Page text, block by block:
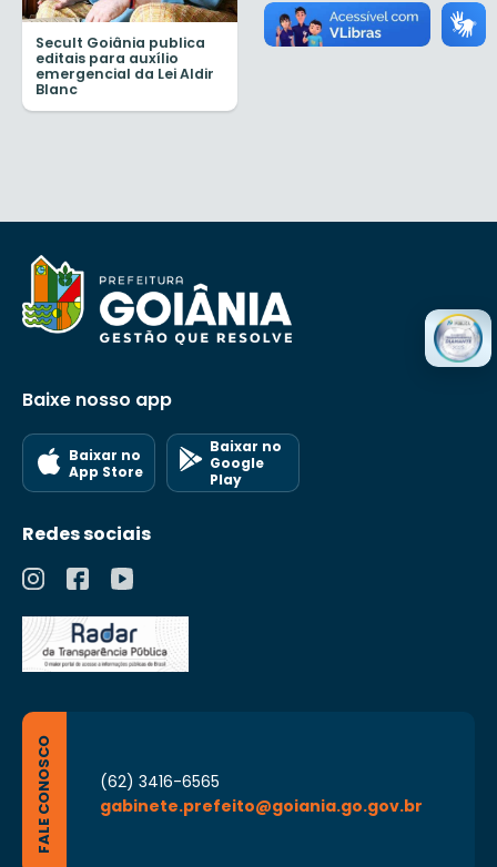
Secult Goiânia publica
editais para auxílio
emergencial da Lei Aldir
Blanc
Baixe nosso app
Baixar no
App Store
Baixar no
Google
Play
Redes sociais
FALE CONOSCO
(62) 3416-6565
gabinete.prefeito@goiania.go.gov.br